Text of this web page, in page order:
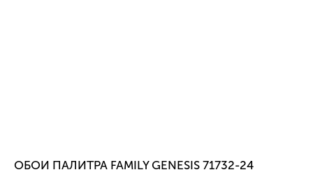
ОБОИ ПАЛИТРА FAMILY GENESIS 71732-24